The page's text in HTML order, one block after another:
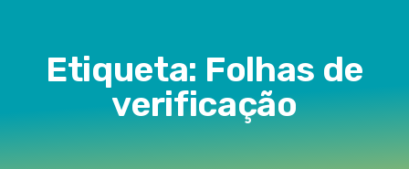
Etiqueta: Folhas de
verificação